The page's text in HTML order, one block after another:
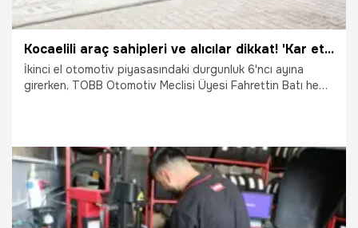
Kocaelili araç sahipleri ve alıcılar dikkat! 'Kar etme hayali gütmeyin, o süreç bitti'
İkinci el otomotiv piyasasındaki durgunluk 6'ncı ayına
girerken, TOBB Otomotiv Meclisi Üyesi Fahrettin Batı hem
gerektiğini vurguladı. Batı, "Kar etme hayali gütmeyin. Farklı
fanteziler peşine girmeyelim. Elimizdekini muhafaza
edeceğiz, bu süreç o süreç" dedi.
30.06.2026 Ekonomi